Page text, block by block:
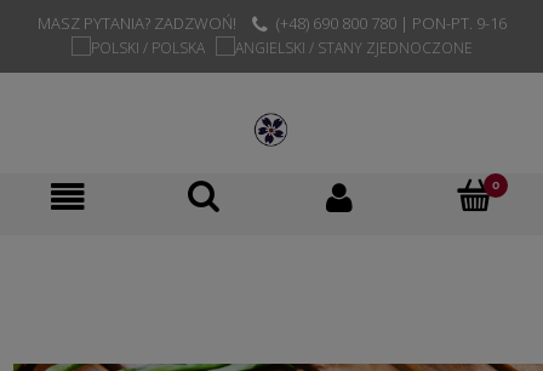
MASZ PYTANIA? ZADZWOŃ! (+48) 690 800 780 | PON-PT. 9-16